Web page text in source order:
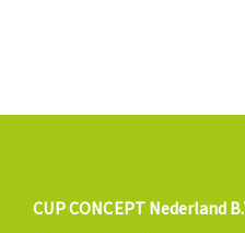
CUP CONCEPT Nederland